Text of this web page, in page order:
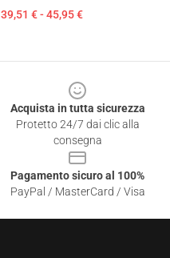
39,51 € - 45,95 €
Acquista in tutta sicurezza
Protetto 24/7 dai clic alla
consegna
Pagamento sicuro al 100%
PayPal / MasterCard / Visa